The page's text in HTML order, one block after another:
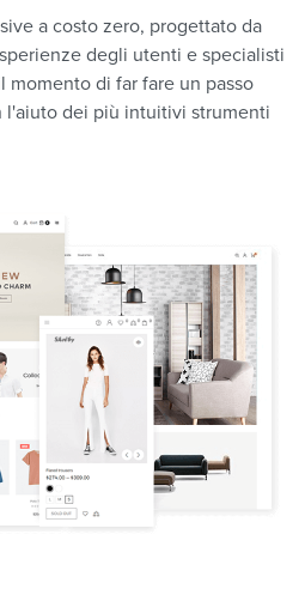
a costo zero, progettato da
degli utenti e specialisti
di far fare un passo
l'aiuto dei più intuitivi strumenti